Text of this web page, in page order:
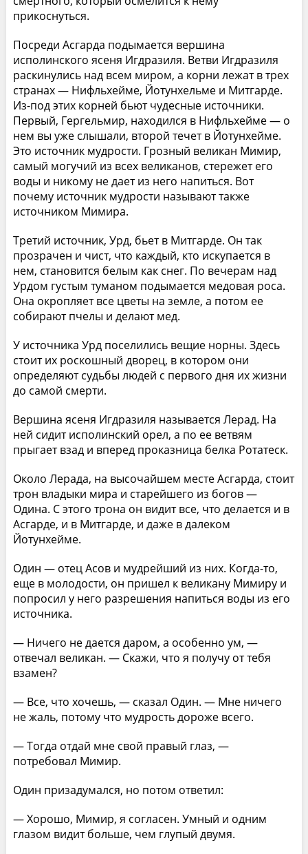
прикоснуться.
Посреди Асгарда подымается вершина
исполинского ясеня Игдразиля. Ветви Игдразиля
раскинулись над всем миром, а корни лежат в трех
странах — Нифльхейме, Йотунхельме и Митгарде.
Из-под этих корней бьют чудесные источники.
Первый, Гергельмир, находился в Нифльхейме — о
нем вы уже слышали, второй течет в Йотунхейме.
Это источник мудрости. Грозный великан Мимир,
самый могучий из всех великанов, стережет его
воды и никому не дает из него напиться. Вот
почему источник мудрости называют также
источником Мимира.
Третий источник, Урд, бьет в Митгарде. Он так
прозрачен и чист, что каждый, кто искупается в
нем, становится белым как снег. По вечерам над
Урдом густым туманом подымается медовая роса.
Она окропляет все цветы на земле, а потом ее
собирают пчелы и делают мед.
У источника Урд поселились вещие норны. Здесь
стоит их роскошный дворец, в котором они
определяют судьбы людей с первого дня их жизни
до самой смерти.
Вершина ясеня Игдразиля называется Лерад. На
ней сидит исполинский орел, а по ее ветвям
прыгает взад и вперед проказница белка Ротатеск.
Около Лерада, на высочайшем месте Асгарда, стоит
трон владыки мира и старейшего из богов —
Одина. С этого трона он видит все, что делается и в
Асгарде, и в Митгарде, и даже в далеком
Йотунхейме.
Один — отец Асов и мудрейший из них. Когда-то,
еще в молодости, он пришел к великану Мимиру и
попросил у него разрешения напиться воды из его
источника.
— Ничего не дается даром, а особенно ум, —
отвечал великан. — Скажи, что я получу от тебя
взамен?
— Все, что хочешь, — сказал Один. — Мне ничего
не жаль, потому что мудрость дороже всего.
— Тогда отдай мне свой правый глаз, —
потребовал Мимир.
Один призадумался, но потом ответил:
— Хорошо, Мимир, я согласен. Умный и одним
глазом видит больше, чем глупый двумя.